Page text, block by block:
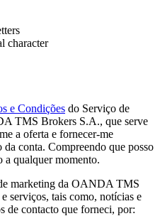
character
e Condições do Serviço de
TMS Brokers S.A., que serve
a oferta e fornecer-me
da conta. Compreendo que posso
a qualquer momento.
marketing da OANDA TMS
serviços, tais como, notícias e
de contacto que forneci, por: